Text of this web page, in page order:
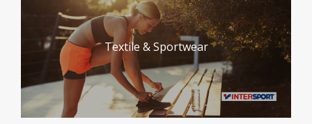
Textile & Sportwear